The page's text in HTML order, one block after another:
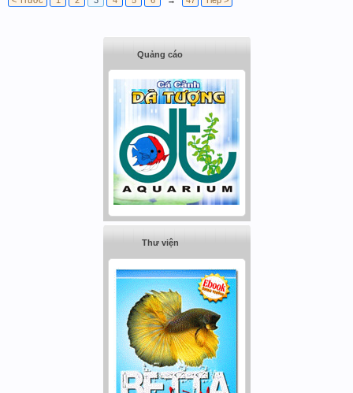
Quảng cáo
Thư viện